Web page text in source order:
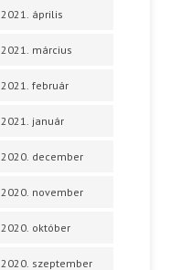
2021. április
2021. március
2021. február
2021. január
2020. december
2020. november
2020. október
2020. szeptember